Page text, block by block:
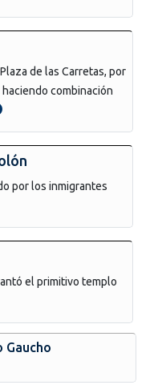
de las Carretas, por
combinación
por los inmigrantes
el primitivo templo
Gaucho